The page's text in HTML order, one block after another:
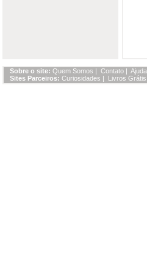
Sobre o site: Quem Somos | Contato | Ajuda
Sites Parceiros: Curiosidades | Livros Grátis